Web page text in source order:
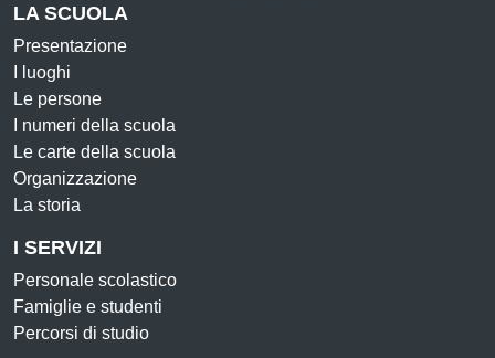
LA SCUOLA
Presentazione
I luoghi
Le persone
I numeri della scuola
Le carte della scuola
Organizzazione
La storia
I SERVIZI
Personale scolastico
Famiglie e studenti
Percorsi di studio